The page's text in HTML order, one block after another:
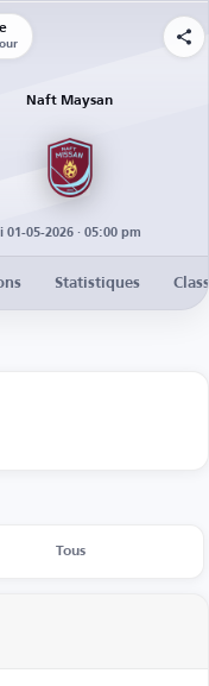
Naft Maysan
01-05-2026 · 05:00 pm
Statistiques
Tous